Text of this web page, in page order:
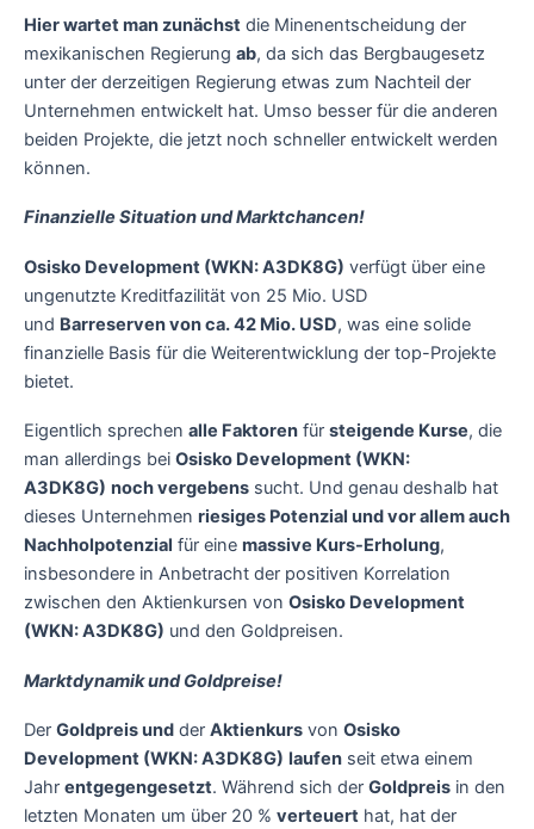
Hier wartet man zunächst die Minenentscheidung der
mexikanischen Regierung ab, da sich das Bergbaugesetz
unter der derzeitigen Regierung etwas zum Nachteil der
Unternehmen entwickelt hat. Umso besser für die anderen
beiden Projekte, die jetzt noch schneller entwickelt werden
können.
Finanzielle Situation und Marktchancen!
Osisko Development (WKN: A3DK8G) verfügt über eine
ungenutzte Kreditfazilität von 25 Mio. USD
und Barreserven von ca. 42 Mio. USD, was eine solide
finanzielle Basis für die Weiterentwicklung der top-Projekte
bietet.
Eigentlich sprechen alle Faktoren für steigende Kurse, die
man allerdings bei Osisko Development (WKN:
A3DK8G) noch vergebens sucht. Und genau deshalb hat
dieses Unternehmen riesiges Potenzial und vor allem auch
Nachholpotenzial für eine massive Kurs-Erholung,
insbesondere in Anbetracht der positiven Korrelation
zwischen den Aktienkursen von Osisko Development
(WKN: A3DK8G) und den Goldpreisen.
Marktdynamik und Goldpreise!
Der Goldpreis und der Aktienkurs von Osisko
Development (WKN: A3DK8G) laufen seit etwa einem
Jahr entgegengesetzt. Während sich der Goldpreis in den
letzten Monaten um über 20 % verteuert hat, hat der